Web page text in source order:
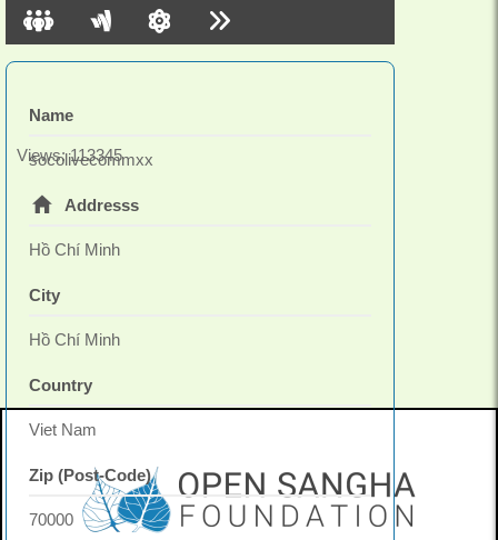
Name
socolivecommxx
Addresss
Hồ Chí Minh
City
Hồ Chí Minh
Country
Viet Nam
Zip (Post-Code)
70000
Views: 113345